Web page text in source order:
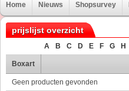
Home Nieuws Shopsurvey
prijslijst overzicht
A B C D E F G H
Boxart
Geen producten gevonden